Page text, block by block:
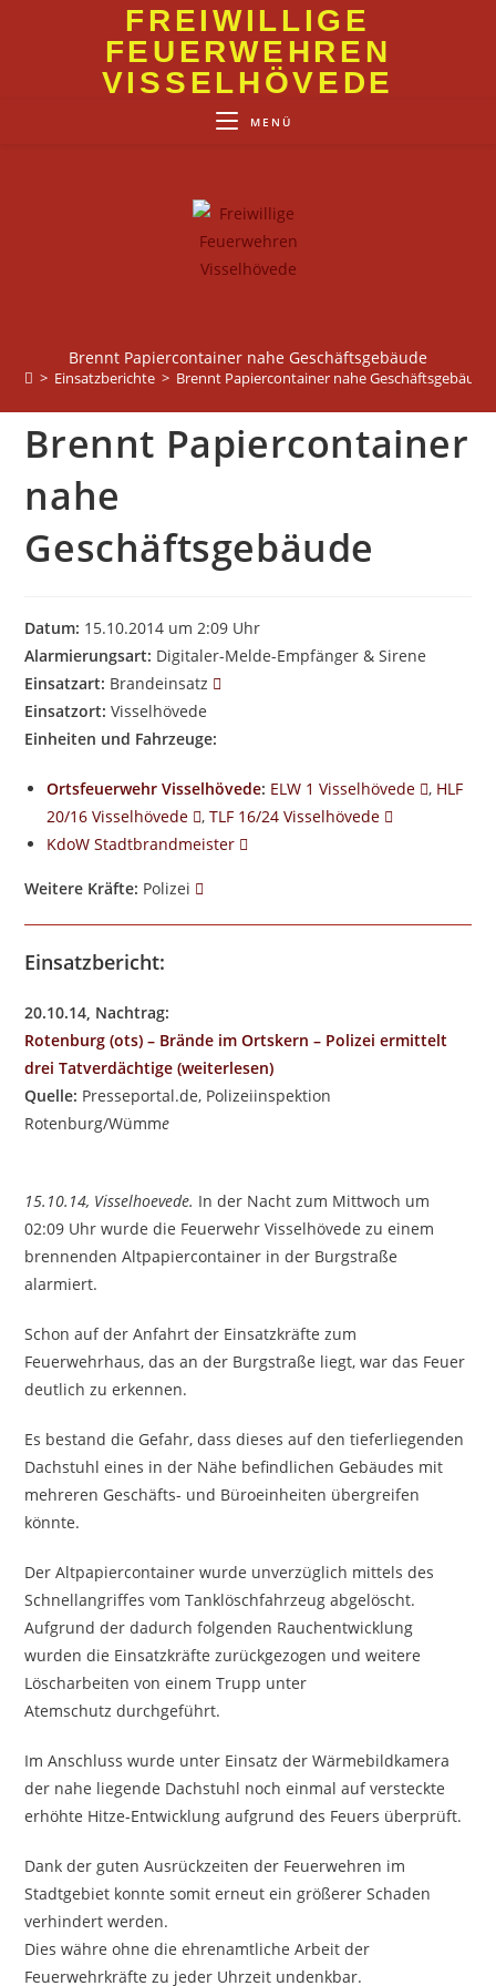
FREIWILLIGE
FEUERWEHREN
VISSELHÖVEDE
MENÜ
Brennt Papiercontainer nahe Geschäftsgebäude
> Einsatzberichte > Brennt Papiercontainer nahe Geschäftsgebäude
Brennt Papiercontainer
nahe
Geschäftsgebäude
Datum: 15.10.2014 um 2:09 Uhr
Alarmierungsart: Digitaler-Melde-Empfänger & Sirene
Einsatzart: Brandeinsatz
Einsatzort: Visselhövede
Einheiten und Fahrzeuge:
Ortsfeuerwehr Visselhövede: ELW 1 Visselhövede , HLF
20/16 Visselhövede
,TLF 16/24 Visselhövede
KdoW Stadtbrandmeister
Weitere Kräfte: Polizei
Einsatzbericht:
20.10.14, Nachtrag:
Rotenburg (ots) – Brände im Ortskern – Polizei ermittelt
drei Tatverdächtige (weiterlesen)
Quelle: Presseportal.de, Polizeiinspektion
Rotenburg/Wümme
15.10.14, Visselhoevede. In der Nacht zum Mittwoch um
02:09 Uhr wurde die Feuerwehr Visselhövede zu einem
brennenden Altpapiercontainer in der Burgstraße
alarmiert.
Schon auf der Anfahrt der Einsatzkräfte zum
Feuerwehrhaus, das an der Burgstraße liegt, war das Feuer
deutlich zu erkennen.
Es bestand die Gefahr, dass dieses auf den tieferliegenden
Dachstuhl eines in der Nähe befindlichen Gebäudes mit
mehreren Geschäfts- und Büroeinheiten übergreifen
könnte.
Der Altpapiercontainer wurde unverzüglich mittels des
Schnellangriffes vom Tanklöschfahrzeug abgelöscht.
Aufgrund der dadurch folgenden Rauchentwicklung
wurden die Einsatzkräfte zurückgezogen und weitere
Löscharbeiten von einem Trupp unter
Atemschutz durchgeführt.
Im Anschluss wurde unter Einsatz der Wärmebildkamera
der nahe liegende Dachstuhl noch einmal auf versteckte
erhöhte Hitze-Entwicklung aufgrund des Feuers überprüft.
Dank der guten Ausrückzeiten der Feuerwehren im
Stadtgebiet konnte somit erneut ein größerer Schaden
verhindert werden.
Dies währe ohne die ehrenamtliche Arbeit der
Feuerwehrkräfte zu jeder Uhrzeit undenkbar.